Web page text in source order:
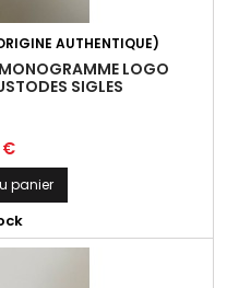
AUTHENTIQUE)
LOGO
SIGLES
€
panier